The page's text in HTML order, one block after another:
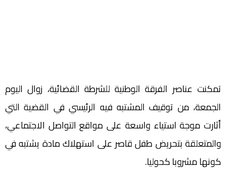
تمكنت عناصر الفرقة الوطنية للشرطة القضائية، زوال اليوم
الجمعة، من توقيف المشتبه فيه الرئيسي في القضية التي
أثارت موجة استياء واسعة على مواقع التواصل الاجتماعي،
والمتعلقة بتحريض طفل قاصر على استهلاك مادة يشتبه في
كونها مشروبا كحوليا.